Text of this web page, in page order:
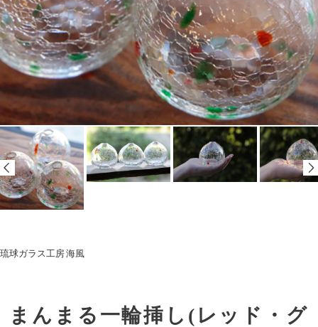
琉球ガラス工房 海風
まんまる一輪挿し(レッド・グ